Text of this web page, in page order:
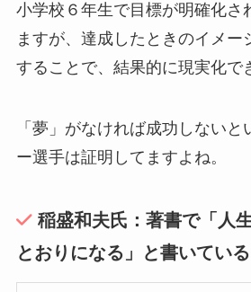
小学校６年生で目標が明確化さ
ますが、達成したときのイメー
することで、結果的に現実化で
「夢」がなければ成功しないと
ー選手は証明してますよね。
稲盛和夫氏：著書で「人
とおりになる」と書いている